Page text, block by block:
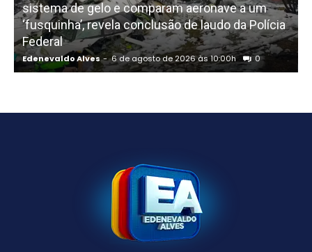
sistema de gelo e comparam aeronave a um
‘fusquinha’, revela conclusão de laudo da Polícia
Federal
Edenevaldo Alves - 6 de agosto de 2026 às 10:00h 0